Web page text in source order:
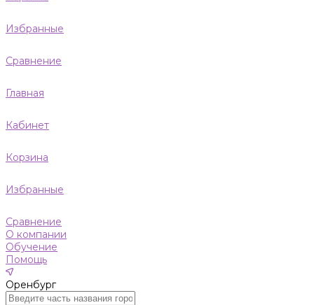
Избранные
Сравнение
Главная
Кабинет
Корзина
Избранные
Сравнение
О компании
Обучение
Помощь
Оренбург